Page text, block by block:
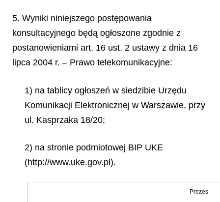
5. Wyniki niniejszego postępowania
konsultacyjnego będą ogłoszone zgodnie z
postanowieniami art. 16 ust. 2 ustawy z dnia 16
lipca 2004 r. – Prawo telekomunikacyjne:
1) na tablicy ogłoszeń w siedzibie Urzędu
Komunikacji Elektronicznej w Warszawie, przy
ul. Kasprzaka 18/20;
2) na stronie podmiotowej BIP UKE
(http://www.uke.gov.pl).
Prezes